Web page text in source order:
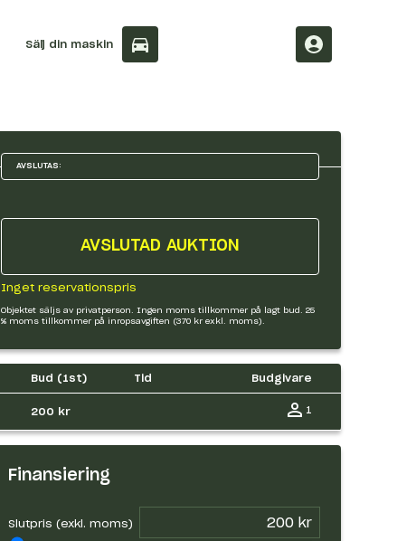
Sälj din maskin
AVSLUTAS:
AVSLUTAD AUKTION
Inget reservationspris
Objektet säljs av privatperson. Ingen moms tillkommer på lagt bud. 25
% moms tillkommer på inropsavgiften (370 kr exkl. moms).
Bud (1st) Tid Budgivare
200 kr 1
Finansiering
Slutpris (exkl. moms)